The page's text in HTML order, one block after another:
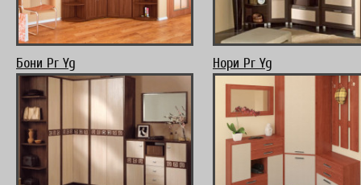
Бони Pr Yg Нори Pr Yg